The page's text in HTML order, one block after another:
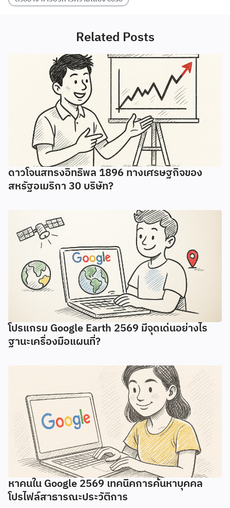
Related Posts
ดาวโจนสทรงอิทธิพล 1896 ทางเศรษฐกิจของ
สหรัฐอเมริกา 30 บริษัท?
โปรแกรม Google Earth 2569 มีจุดเด่นอย่างไร
ฐานะเครื่องมือแผนที่?
หาคนใน Google 2569 เทคนิคการค้นหาบุคคล
โปรไฟล์สาธารณะประวัติการ